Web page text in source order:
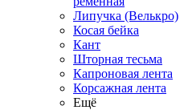
Липучка (Велькро)
Косая бейка
Кант
Шторная тесьма
Капроновая лента
Корсажная лента
Ещё